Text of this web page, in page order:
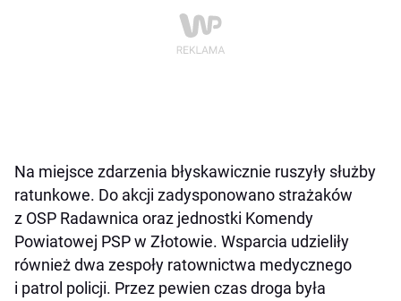
Na miejsce zdarzenia błyskawicznie ruszyły służby
ratunkowe. Do akcji zadysponowano strażaków
z OSP Radawnica oraz jednostki Komendy
Powiatowej PSP w Złotowie. Wsparcia udzieliły
również dwa zespoły ratownictwa medycznego
i patrol policji. Przez pewien czas droga była